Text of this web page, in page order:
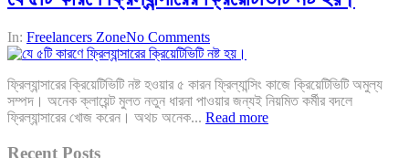
In: Freelancers ZoneNo Comments
ফ্রিল্যান্সারের ক্রিয়েটিভিটি নষ্ট হওয়ার ৫ কারন ফ্রিল্যান্সিং কাজে ক্রিয়েটিভিটি অমুল্য
সম্পদ। অনেক ক্লায়েন্ট মুলত নতুন ধারনা পাওয়ার জন্যই নিয়মিত কর্মীর বদলে
ফ্রিল্যান্সারের খোজ করেন। অথচ অনেক... Read more
Recent Posts